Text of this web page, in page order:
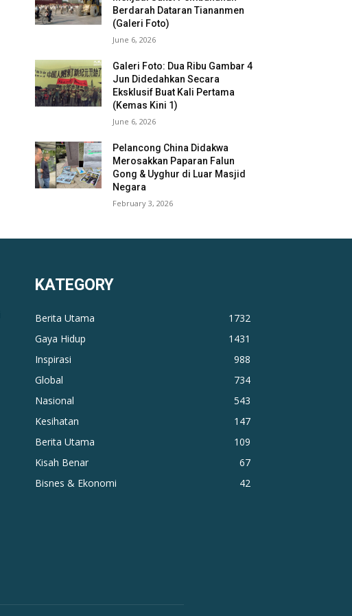
Berdarah Dataran Tiananmen
(Galeri Foto)
June 6, 2026
Galeri Foto: Dua Ribu Gambar 4
Jun Didedahkan Secara
Eksklusif Buat Kali Pertama
(Kemas Kini 1)
June 6, 2026
Pelancong China Didakwa
Merosakkan Paparan Falun
Gong & Uyghur di Luar Masjid
Negara
February 3, 2026
KATEGORY
Berita Utama
1732
Gaya Hidup
1431
Inspirasi
988
Global
734
Nasional
543
Kesihatan
147
Berita Utama
109
Kisah Benar
67
Bisnes & Ekonomi
42